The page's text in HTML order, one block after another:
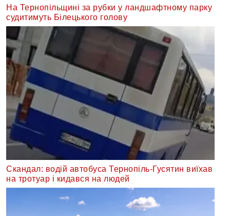
На Тернопільщині за рубки у ландшафтному парку
судитимуть Білецького голову
Скандал: водій автобуса Тернопіль-Гусятин виїхав
на тротуар і кидався на людей